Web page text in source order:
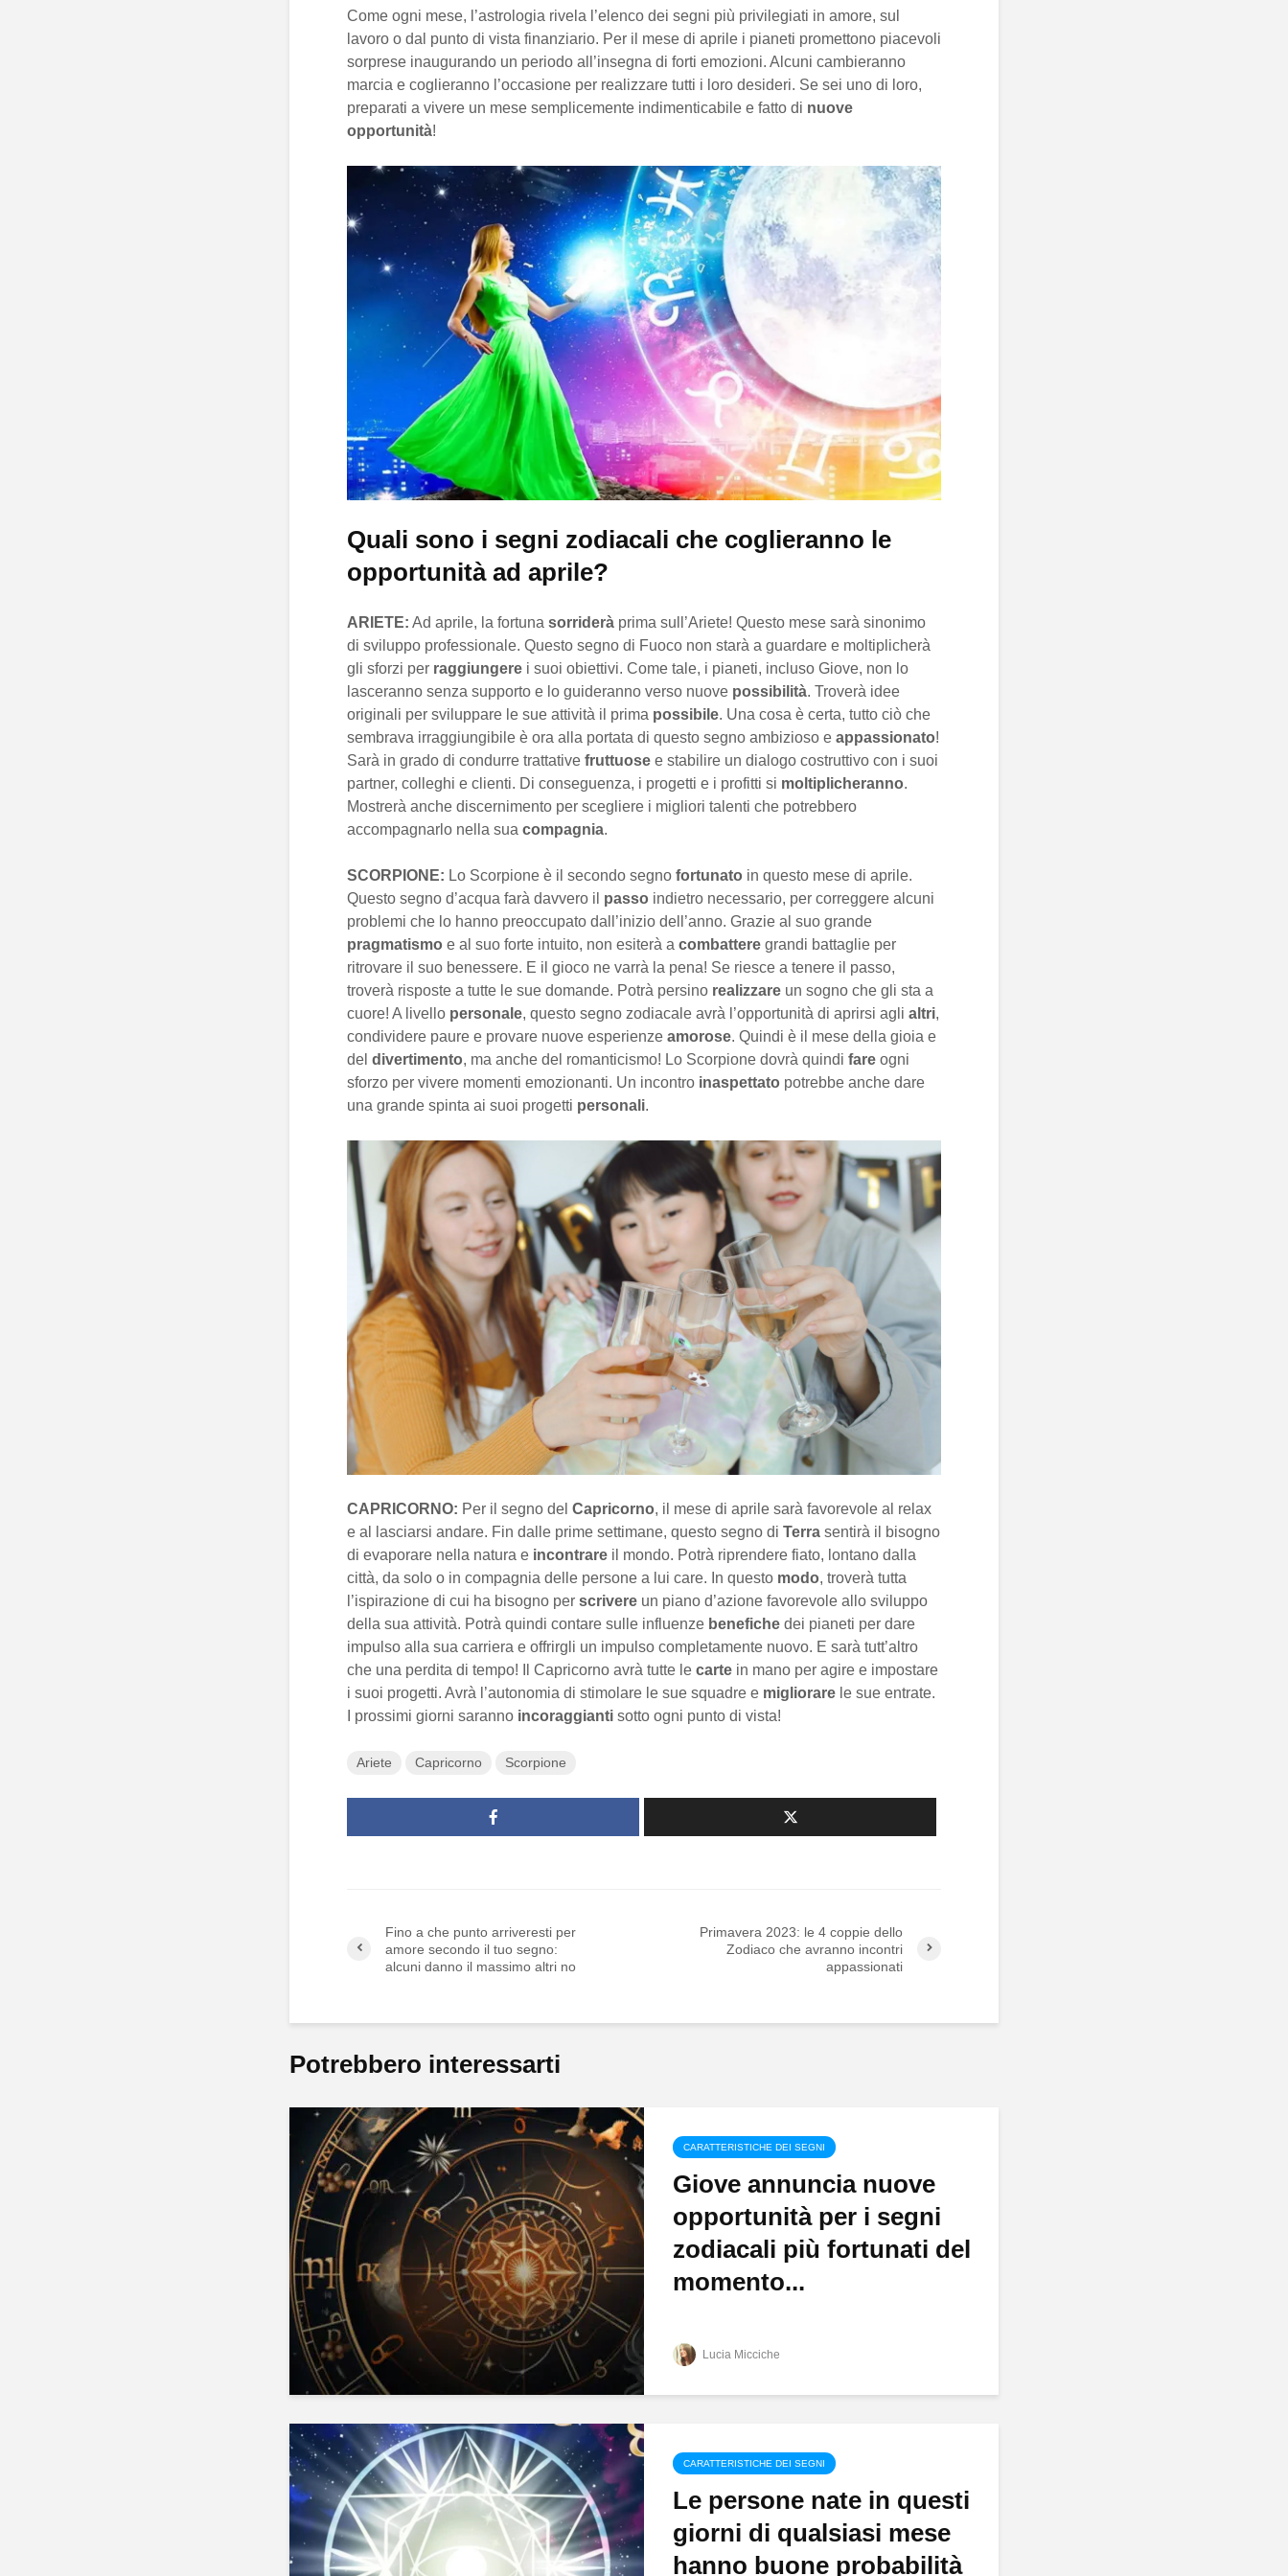
Come ogni mese, l’astrologia rivela l’elenco dei segni più privilegiati in amore, sul
lavoro o dal punto di vista finanziario. Per il mese di aprile i pianeti promettono piacevoli
sorprese inaugurando un periodo all’insegna di forti emozioni. Alcuni cambieranno
marcia e coglieranno l’occasione per realizzare tutti i loro desideri. Se sei uno di loro,
preparati a vivere un mese semplicemente indimenticabile e fatto di nuove
opportunità!
Quali sono i segni zodiacali che coglieranno le
opportunità ad aprile?
ARIETE: Ad aprile, la fortuna sorriderà prima sull’Ariete! Questo mese sarà sinonimo
di sviluppo professionale. Questo segno di Fuoco non starà a guardare e moltiplicherà
gli sforzi per raggiungere i suoi obiettivi. Come tale, i pianeti, incluso Giove, non lo
lasceranno senza supporto e lo guideranno verso nuove possibilità. Troverà idee
originali per sviluppare le sue attività il prima possibile. Una cosa è certa, tutto ciò che
sembrava irraggiungibile è ora alla portata di questo segno ambizioso e appassionato!
Sarà in grado di condurre trattative fruttuose e stabilire un dialogo costruttivo con i suoi
partner, colleghi e clienti. Di conseguenza, i progetti e i profitti si moltiplicheranno.
Mostrerà anche discernimento per scegliere i migliori talenti che potrebbero
accompagnarlo nella sua compagnia.
SCORPIONE: Lo Scorpione è il secondo segno fortunato in questo mese di aprile.
Questo segno d’acqua farà davvero il passo indietro necessario, per correggere alcuni
problemi che lo hanno preoccupato dall’inizio dell’anno. Grazie al suo grande
pragmatismo e al suo forte intuito, non esiterà a combattere grandi battaglie per
ritrovare il suo benessere. E il gioco ne varrà la pena! Se riesce a tenere il passo,
troverà risposte a tutte le sue domande. Potrà persino realizzare un sogno che gli sta a
cuore! A livello personale, questo segno zodiacale avrà l’opportunità di aprirsi agli altri,
condividere paure e provare nuove esperienze amorose. Quindi è il mese della gioia e
del divertimento, ma anche del romanticismo! Lo Scorpione dovrà quindi fare ogni
sforzo per vivere momenti emozionanti. Un incontro inaspettato potrebbe anche dare
una grande spinta ai suoi progetti personali.
CAPRICORNO: Per il segno del Capricorno, il mese di aprile sarà favorevole al relax
e al lasciarsi andare. Fin dalle prime settimane, questo segno di Terra sentirà il bisogno
di evaporare nella natura e incontrare il mondo. Potrà riprendere fiato, lontano dalla
città, da solo o in compagnia delle persone a lui care. In questo modo, troverà tutta
l’ispirazione di cui ha bisogno per scrivere un piano d’azione favorevole allo sviluppo
della sua attività. Potrà quindi contare sulle influenze benefiche dei pianeti per dare
impulso alla sua carriera e offrirgli un impulso completamente nuovo. E sarà tutt’altro
che una perdita di tempo! Il Capricorno avrà tutte le carte in mano per agire e impostare
i suoi progetti. Avrà l’autonomia di stimolare le sue squadre e migliorare le sue entrate.
I prossimi giorni saranno incoraggianti sotto ogni punto di vista!
Ariete Capricorno Scorpione
Fino a che punto arriveresti per
amore secondo il tuo segno:
alcuni danno il massimo altri no
Primavera 2023: le 4 coppie dello
Zodiaco che avranno incontri
appassionati
Potrebbero interessarti
CARATTERISTICHE DEI SEGNI
Giove annuncia nuove
opportunità per i segni
zodiacali più fortunati del
momento...
Lucia Micciche
CARATTERISTICHE DEI SEGNI
Le persone nate in questi
giorni di qualsiasi mese
hanno buone probabilità